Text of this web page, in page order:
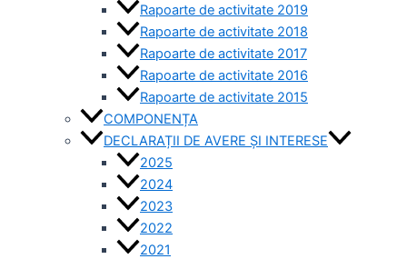
Rapoarte de activitate 2019
Rapoarte de activitate 2018
Rapoarte de activitate 2017
Rapoarte de activitate 2016
Rapoarte de activitate 2015
COMPONENȚA
DECLARAȚII DE AVERE ȘI INTERESE
2025
2024
2023
2022
2021